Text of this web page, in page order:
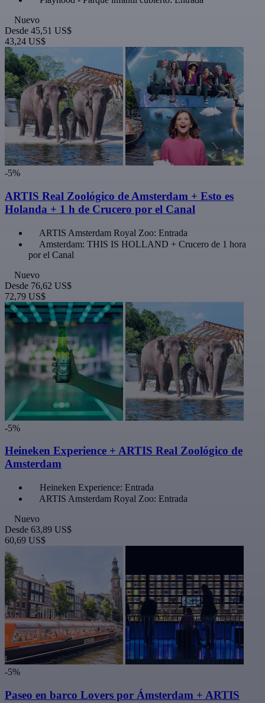
Nuevo
Desde 45,51 US$
43,24 US$
-5%
ARTIS Real Zoológico de Amsterdam + Esto es
Holanda + 1 h de Crucero por el Canal
ARTIS Amsterdam Royal Zoo: Entrada
Amsterdam: THIS IS HOLLAND + Crucero de 1 hora
por el Canal
Nuevo
Desde 76,62 US$
72,79 US$
-5%
Heineken Experience + ARTIS Real Zoológico de
Amsterdam
Heineken Experience: Entrada
ARTIS Amsterdam Royal Zoo: Entrada
Nuevo
Desde 63,89 US$
60,69 US$
-5%
Paseo en barco Lovers por Ámsterdam + ARTIS